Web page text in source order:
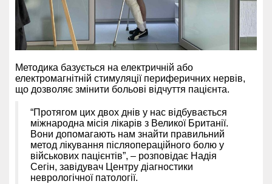
Методика базується на електричній або
електромагнітній стимуляції периферичних нервів,
що дозволяє змінити больові відчуття пацієнта.
“Протягом цих двох днів у нас відбувається
міжнародна місія лікарів з Великої Британії.
Вони допомагають нам знайти правильний
метод лікування післяопераційного болю у
військових пацієнтів”, – розповідає Надія
Сегін, завідувач Центру діагностики
неврологічної патології.